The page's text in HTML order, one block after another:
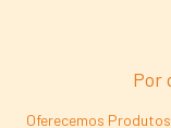
Por
Oferecemos